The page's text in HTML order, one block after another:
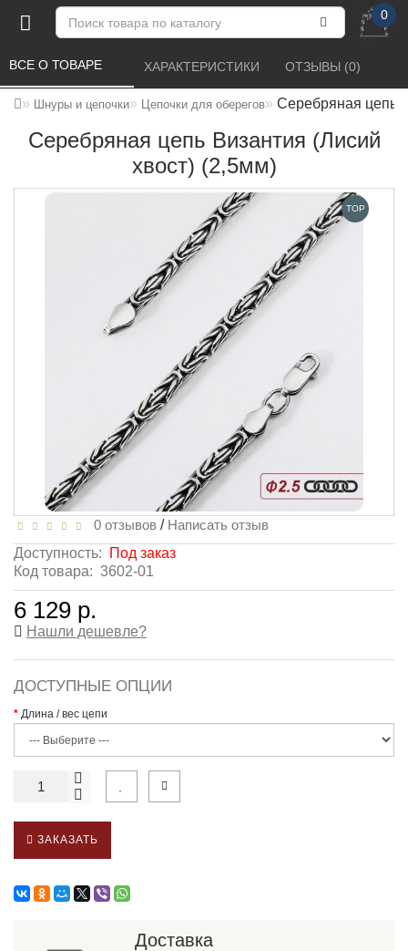
0
Шнуры и цепочки Цепочки для оберегов Серебряная цепь
Серебряная цепь Византия (Лисий
хвост) (2,5мм)
ВСЕ О ТОВАРЕ ХАРАКТЕРИСТИКИ ОТЗЫВЫ (0)
TOP
0 отзывов / Написать отзыв
Доступность:
Под заказ
Код товара: 3602-01
6 129 р.
Нашли дешевле?
ДОСТУПНЫЕ ОПЦИИ
Длина / вес цепи
ЗАКАЗАТЬ
Доставка